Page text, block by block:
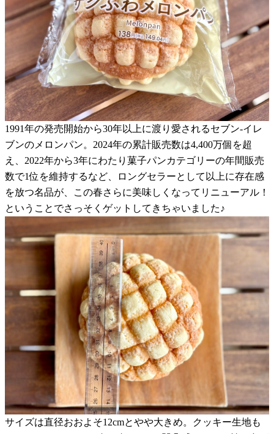
1991年の発売開始から30年以上に渡り愛されるセブン-イレ
ブンのメロンパン。2024年の累計販売数は4,400万個を超
え、2022年から3年にわたり菓子パンカテゴリーの年間販売
数で1位を維持するなど、ロングセラーとして以上に存在感
を放つ名品が、この春さらに美味しくなってリニューアル！
ということでさっそくゲットしてきちゃいました♪
サイズは直径おおよそ12cmとやや大きめ。クッキー生地も